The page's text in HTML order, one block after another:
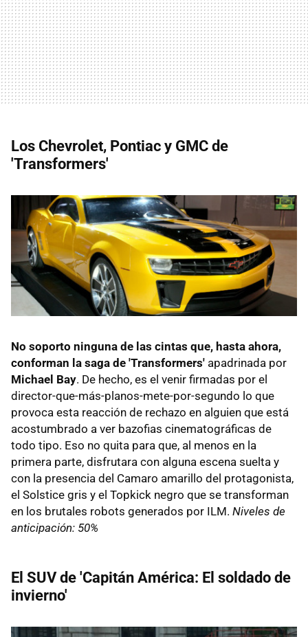
Los Chevrolet, Pontiac y GMC de
'Transformers'
No soporto ninguna de las cintas que, hasta ahora,
conforman la saga de 'Transformers' apadrinada por
Michael Bay. De hecho, es el venir firmadas por el
director-que-más-planos-mete-por-segundo lo que
provoca esta reacción de rechazo en alguien que está
acostumbrado a ver bazofias cinematográficas de
todo tipo. Eso no quita para que, al menos en la
primera parte, disfrutara con alguna escena suelta y
con la presencia del Camaro amarillo del protagonista,
el Solstice gris y el Topkick negro que se transforman
en los brutales robots generados por ILM. Niveles de
anticipación: 50%
El SUV de 'Capitán América: El soldado de
invierno'